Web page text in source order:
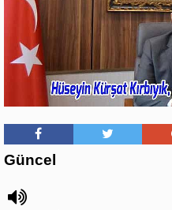
Güncel